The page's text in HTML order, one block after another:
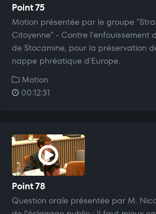
Point 75
Motion présentée par le groupe
Citoyenne" - Contre l'enfouissement
de Stocamine, pour la préservation
nappe phréatique d'Europe.
Motion
00:12:31
Point 78
Question orale présentée par M.